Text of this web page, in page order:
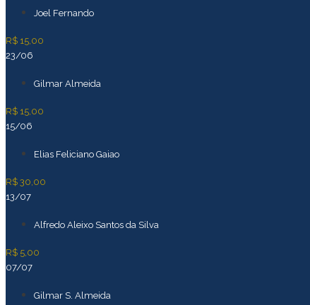
Joel Fernando
R$ 15,00
23/06
Gilmar Almeida
R$ 15,00
15/06
Elias Feliciano Gaiao
R$ 30,00
13/07
Alfredo Aleixo Santos da Silva
R$ 5,00
07/07
Gilmar S. Almeida